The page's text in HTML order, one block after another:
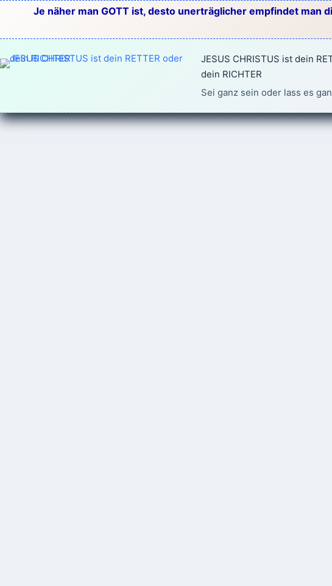
springen
Je näher man GOTT ist, desto unerträglicher empfindet man
JESUS CHRISTUS ist dein
dein RICHTER
Sei ganz sein oder lass es